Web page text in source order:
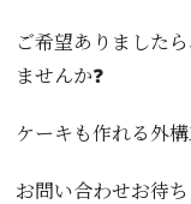
ご希望ありました
ませんか❓
ケーキも作れる外
お問い合わせお待ち